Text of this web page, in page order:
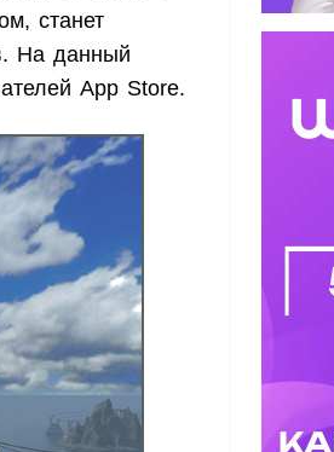
станет
На данный
App Store.